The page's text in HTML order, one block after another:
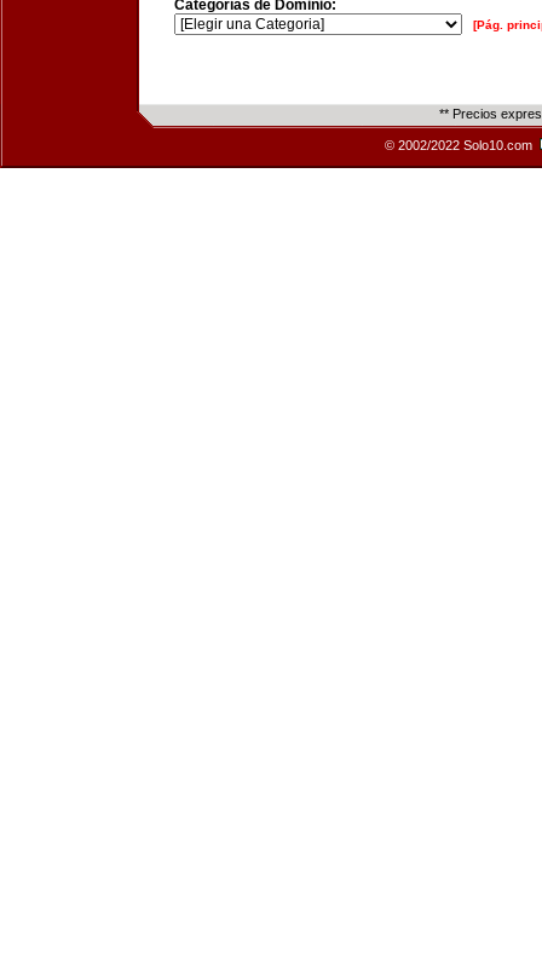
Categorías de Dominio:
[Pág.
** Precios
© 2002/2022 Solo10.com